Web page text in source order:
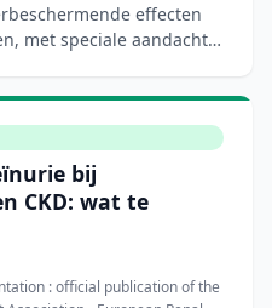
effecten
met speciale aandacht
bij
CKD: wat te
: official publication of the